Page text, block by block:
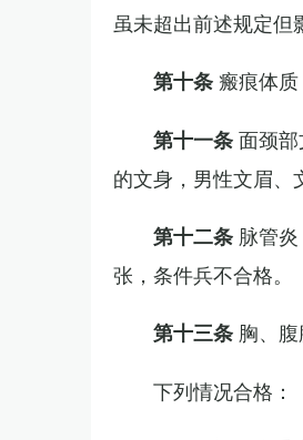
虽未超出前述规定但
第十条 瘢痕体
第十一条面颈
的文身，男性文眉、
第十二条 脉管
张，条件兵不合格。
第十三条 胸、
下列情况合格：